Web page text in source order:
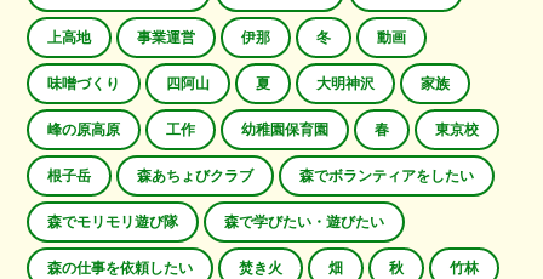
上高地 事業運営 伊那 冬 動画
味噌づくり 四阿山 夏 大明神沢 家族
峰の原高原 工作 幼稚園保育園 春 東京校
根子岳 森あちょびクラブ 森でボランティアをしたい
森でモリモリ遊び隊 森で学びたい・遊びたい
森の仕事を依頼したい 焚き火 畑 秋 竹林